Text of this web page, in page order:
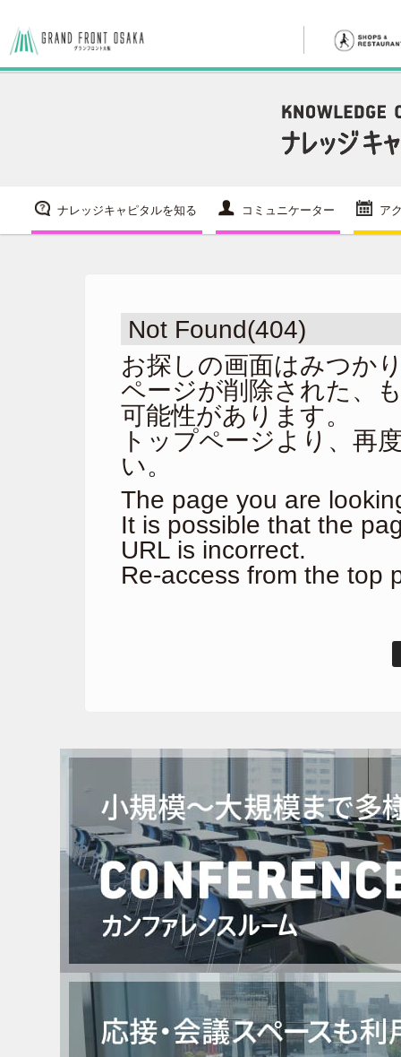
ナレッジキャピタルを知る コミュニケーター ア
Not Found(404)
お探しの画面はみつか
ページが削除された、
可能性があります。
トップページより、再
い。
The page you are
It is possible that the
URL is incorrect.
Re-access from the top